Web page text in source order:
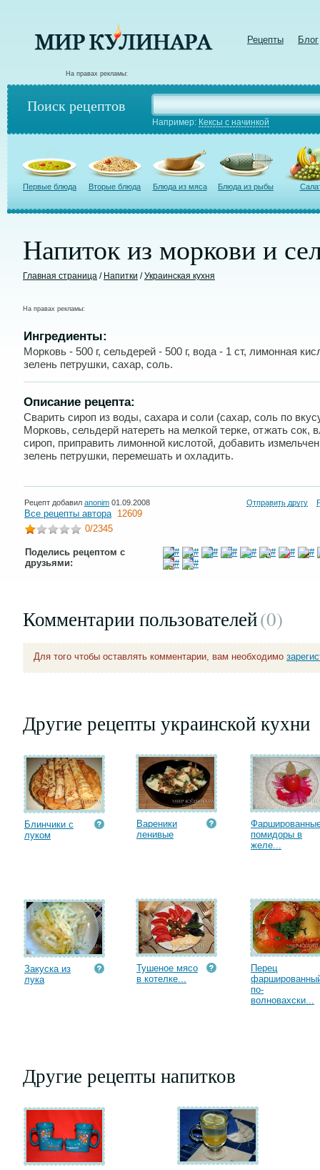
Рецепты Блог
На правах рекламы:
Поиск рецептов
Например: Кексы с начинкой
Первые блюда Вторые блюда Блюда из мяса Блюда из рыбы
Напиток из моркови и
Главная страница / Напитки /Украинская кухня
На правах рекламы:
Ингредиенты:
Морковь - 500 г, сельдерей - 500 г, вода - 1 ст, лимонная
зелень петрушки, сахар, соль.
Описание рецепта:
Сварить сироп из воды, сахара и соли (сахар, соль по
Морковь, сельдерй натереть на мелкой терке, отжать сок,
сироп, приправить лимонной кислотой, добавить
зелень петрушки, перемешать и охладить.
Рецепт добавил anonim 01.09.2008 Отправить другу
Все рецепты автора 12609
0/2345
Поделись рецептом с
друзьями:
Комментарии пользователей(0)
Для того чтобы оставлять комментарии, вам необходимо
Другие рецепты украинской кухни
Блинчики с
луком
Вареники
ленивые
помидоры в
желе...
Закуска из
лука
Тушеное мясо
в котелке...
Перец
по-
волновахски...
Другие рецепты напитков